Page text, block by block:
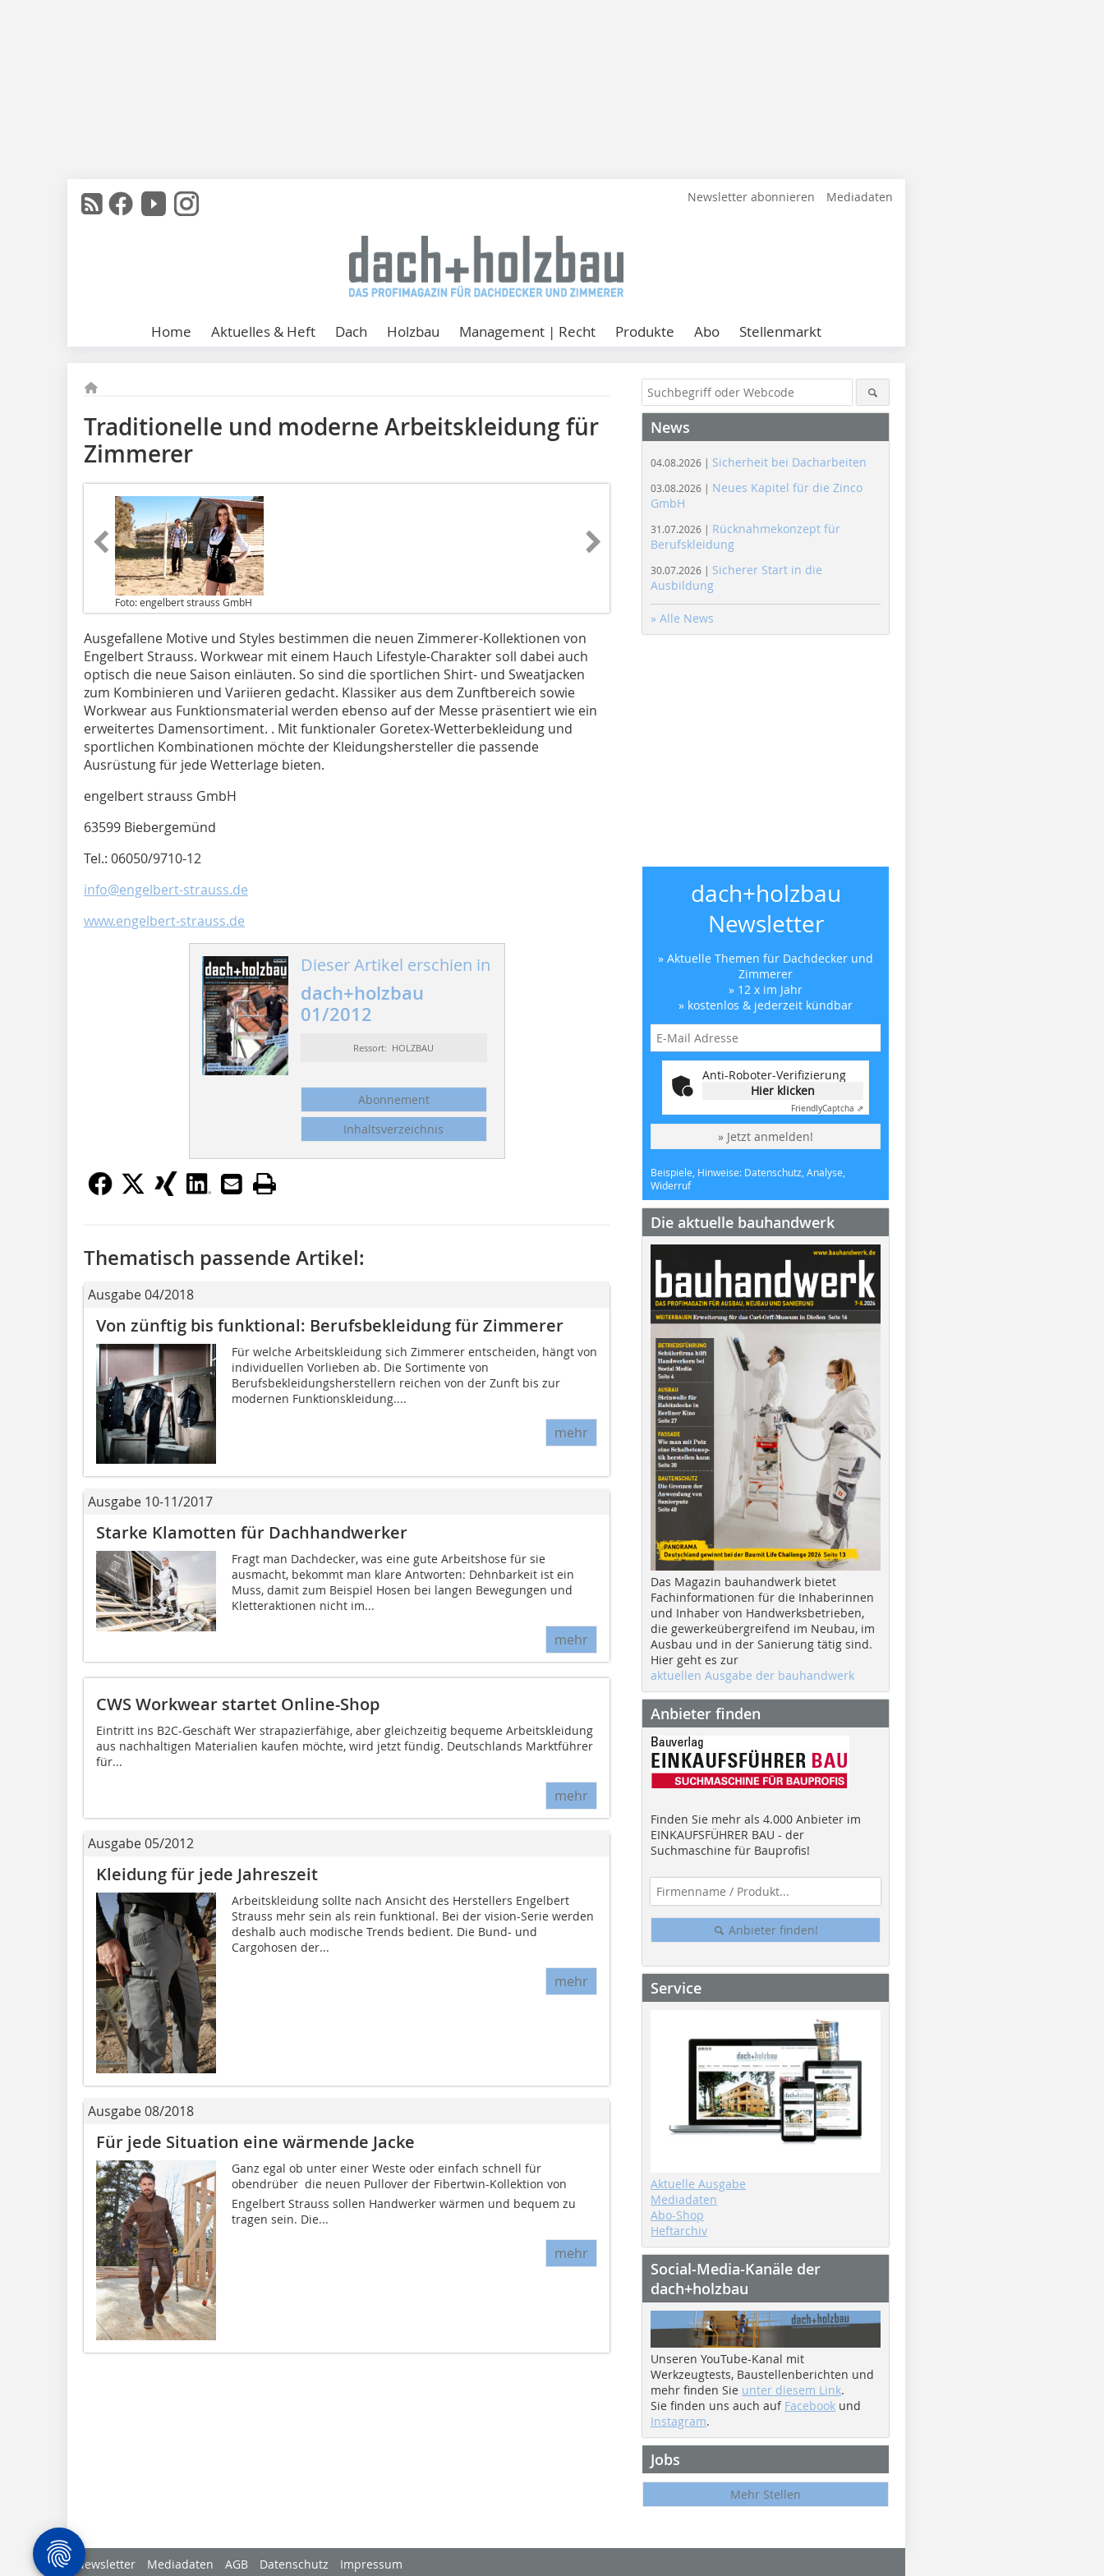
Newsletter abonnieren Mediadaten
Home Aktuelles & Heft Dach Holzbau Management | Recht Produkte Abo Stellenmarkt
Traditionelle und moderne Arbeitskleidung für
Zimmerer
Foto: engelbert strauss GmbH
Ausgefallene Motive und Styles bestimmen die neuen Zimmerer-Kollektionen von
Engelbert Strauss. Workwear mit einem Hauch Lifestyle-Charakter soll dabei auch
optisch die neue Saison einläuten. So sind die sportlichen Shirt- und Sweatjacken
zum Kombinieren und Variieren gedacht. Klassiker aus dem Zunftbereich sowie
Workwear aus Funktionsmaterial werden ebenso auf der Messe präsentiert wie ein
erweitertes Damensortiment. . Mit funktionaler Goretex-Wetterbekleidung und
sportlichen Kombinationen möchte der Kleidungshersteller die passende
Ausrüstung für jede Wetterlage bieten.
engelbert strauss GmbH
63599 Biebergemünd
Tel.: 06050/9710-12
info@engelbert-strauss.de
www.engelbert-strauss.de
Dieser Artikel erschien in
dach+holzbau
01/2012
Ressort: HOLZBAU
Abonnement
Inhaltsverzeichnis
Thematisch passende Artikel:
Ausgabe 04/2018
Von zünftig bis funktional: Berufsbekleidung für Zimmerer
Für welche Arbeitskleidung sich Zimmerer entscheiden, hängt von
individuellen Vorlieben ab. Die Sortimente von
Berufsbekleidungsherstellern reichen von der Zunft bis zur
modernen Funktionskleidung....
mehr
Ausgabe 10-11/2017
Starke Klamotten für Dachhandwerker
Fragt man Dachdecker, was eine gute Arbeitshose für sie
ausmacht, bekommt man klare Antworten: Dehnbarkeit ist ein
Muss, damit zum Beispiel Hosen bei langen Bewegungen und
Kletteraktionen nicht im...
mehr
CWS Workwear startet Online-Shop
Eintritt ins B2C-Geschäft Wer strapazierfähige, aber gleichzeitig bequeme Arbeitskleidung
aus nachhaltigen Materialien kaufen möchte, wird jetzt fündig. Deutschlands Marktführer
für...
mehr
Ausgabe 05/2012
Kleidung für jede Jahreszeit
Arbeitskleidung sollte nach Ansicht des Herstellers Engelbert
Strauss mehr sein als rein funktional. Bei der vision-Serie werden
deshalb auch modische Trends bedient. Die Bund- und
Cargohosen der...
mehr
Ausgabe 08/2018
Für jede Situation eine wärmende Jacke
Ganz egal ob unter einer Weste oder einfach schnell für
obendrüber  die neuen Pullover der Fibertwin-Kollektion von
Engelbert Strauss sollen Handwerker wärmen und bequem zu
tragen sein. Die...
mehr
News
04.08.2026 | Sicherheit bei Dacharbeiten
03.08.2026 | Neues Kapitel für die Zinco
GmbH
31.07.2026 | Rücknahmekonzept für
Berufskleidung
30.07.2026 | Sicherer Start in die
Ausbildung
» Alle News
dach+holzbau
Newsletter
» Aktuelle Themen für Dachdecker und
Zimmerer
» 12 x im Jahr
» kostenlos & jederzeit kündbar
Anti-Roboter-Verifizierung
Hier klicken
FriendlyCaptcha ⇗
» Jetzt anmelden!
Beispiele, Hinweise: Datenschutz, Analyse,
Widerruf
Die aktuelle bauhandwerk
Das Magazin bauhandwerk bietet
Fachinformationen für die Inhaberinnen
und Inhaber von Handwerksbetrieben,
die gewerkeübergreifend im Neubau, im
Ausbau und in der Sanierung tätig sind.
Hier geht es zur
aktuellen Ausgabe der bauhandwerk
Anbieter finden
Finden Sie mehr als 4.000 Anbieter im
EINKAUFSFÜHRER BAU - der
Suchmaschine für Bauprofis!
Anbieter finden!
Service
Aktuelle Ausgabe
Mediadaten
Abo-Shop
Heftarchiv
Social-Media-Kanäle der
dach+holzbau
Unseren YouTube-Kanal mit
Werkzeugtests, Baustellenberichten und
mehr finden Sie unter diesem Link.
Sie finden uns auch auf Facebook und
Instagram.
Jobs
Mehr Stellen
Newsletter Mediadaten AGB Datenschutz Impressum